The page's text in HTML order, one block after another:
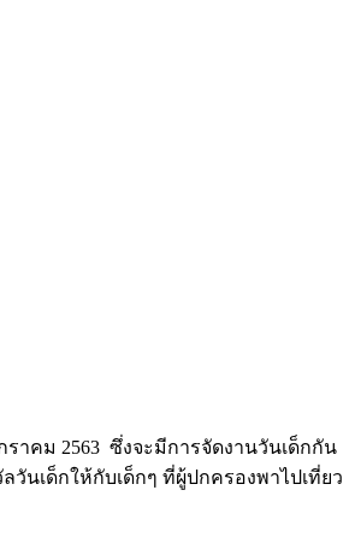
าคม 2563 ซึ่งจะมีการจัดงานวันเด็กกัน
นเด็กให้กับเด็กๆ ที่ผู้ปกครองพาไปเที่ยว